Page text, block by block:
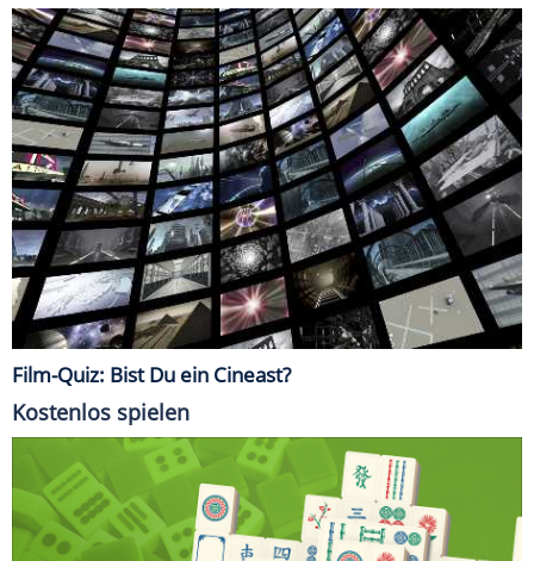
Film-Quiz: Bist Du ein Cineast?
Kostenlos spielen